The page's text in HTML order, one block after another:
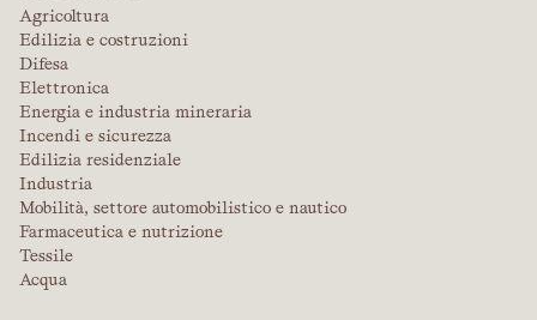
Agricoltura
Edilizia e costruzioni
Difesa
Elettronica
Energia e industria mineraria
Incendi e sicurezza
Edilizia residenziale
Industria
Mobilità, settore automobilistico e nautico
Farmaceutica e nutrizione
Tessile
Acqua